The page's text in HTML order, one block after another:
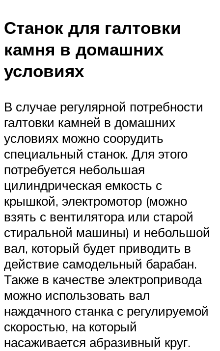
Станок для галтовки
камня в домашних
условиях
В случае регулярной потребности
галтовки камней в домашних
условиях можно соорудить
специальный станок. Для этого
потребуется небольшая
цилиндрическая емкость с
крышкой, электромотор (можно
взять с вентилятора или старой
стиральной машины) и небольшой
вал, который будет приводить в
действие самодельный барабан.
Также в качестве электропривода
можно использовать вал
наждачного станка с регулируемой
скоростью, на который
насаживается абразивный круг.